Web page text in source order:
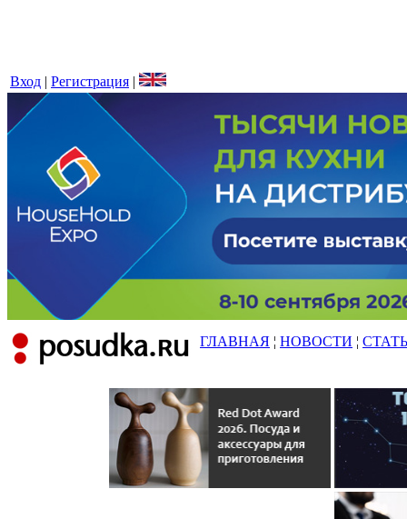
Вход | Регистрация |
ГЛАВНАЯ ¦ НОВОСТИ ¦